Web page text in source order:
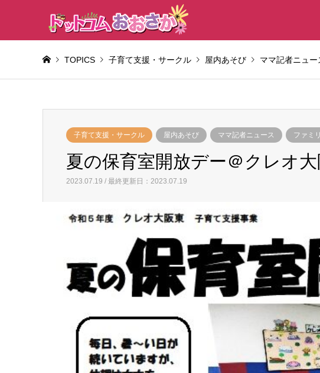
TOPICS 子育て支援・サークル 屋内あそび ママ記者ニュー
子育て支援・サークル 屋内あそび ママ記者ニュース ファミ
夏の保育室開放デー＠クレオ大
2023.07.19 / 最終更新日：2023.07.19